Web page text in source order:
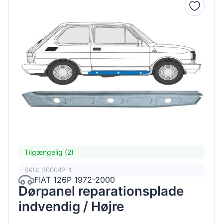
Tilgængelig (2)
SKU: 300042-1
FIAT 126P 1972-2000
Dørpanel reparationsplade
indvendig / Højre